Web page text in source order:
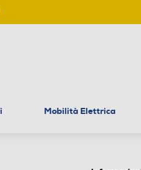
Mobilità Elettrica